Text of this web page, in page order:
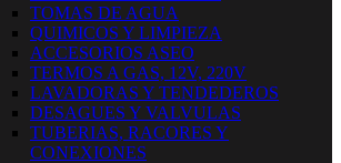
TOMAS DE AGUA
QUIMICOS Y LIMPIEZA
ACCESORIOS ASEO
TERMOS A GAS, 12V, 220V
LAVADORAS Y TENDEDEROS
DESAGUES Y VALVULAS
TUBERIAS, RACORES Y
CONEXIONES